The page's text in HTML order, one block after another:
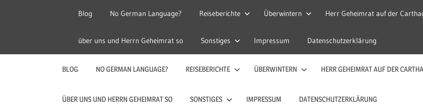
Reise
Guckloch
–
Geheimrat
auf
Reisen
Blog No German Language? Reiseberichte Überwintern Herr Geheimrat auf der
über uns und Herrn Geheimrat so Sonstiges Impressum Datenschutzerklärung
BLOG NO GERMAN LANGUAGE? REISEBERICHTE ÜBERWINTERN HERR GEHEIMRAT AUF DER
ÜBER UNS UND HERRN GEHEIMRAT SO SONSTIGES IMPRESSUM DATENSCHUTZERKLÄRUNG